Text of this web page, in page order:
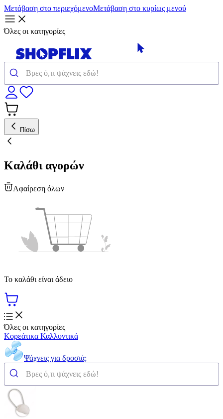
Μετάβαση στο περιεχόμενοΜετάβαση στο κυρίως μενού
Όλες οι κατηγορίες
Πίσω
Καλάθι αγορών
Αφαίρεση όλων
Το καλάθι είναι άδειο
Όλες οι κατηγορίες
Κορεάτικα Καλλυντικά
Ψάχνεις για δροσιά;